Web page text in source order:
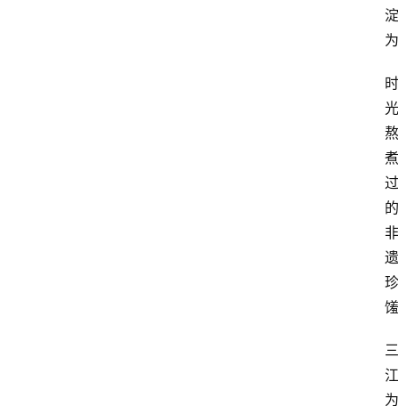
淀
为
时
光
熬
煮
过
的
非
遗
珍
馐
三
江
为